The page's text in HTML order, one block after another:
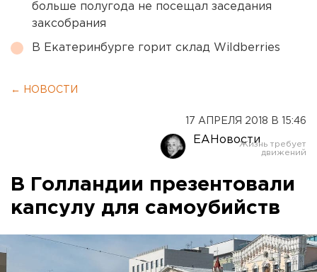
больше полугода не посещал заседания
заксобрания
В Екатеринбурге горит склад Wildberries
← НОВОСТИ
17 АПРЕЛЯ 2018 В 15:46
ЕАНовости
В Голландии презентовали
капсулу для самоубийств